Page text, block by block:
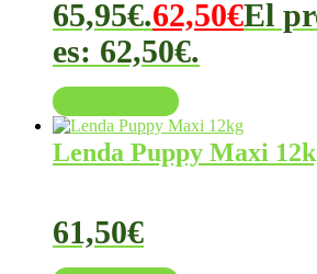
65,95€.62,50€El
es: 62,50€.
Lenda Puppy Maxi
61,50€